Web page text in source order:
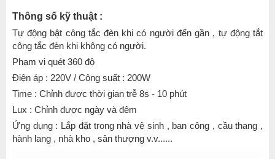
Thông số kỹ thuật :
Tự động bật công tắc đèn khi có người đến gần , tự động tắt
công tắc đèn khi không có người.
Phạm vi quét 360 độ
Điện áp : 220V / Công suất : 200W
Time : Chỉnh được thời gian trễ 8s - 10 phút
Lux : Chỉnh được ngày và đêm
Ứng dụng : Lắp đặt trong nhà vệ sinh , ban công , cầu thang ,
hành lang , nhà kho , sân thượng v.v......